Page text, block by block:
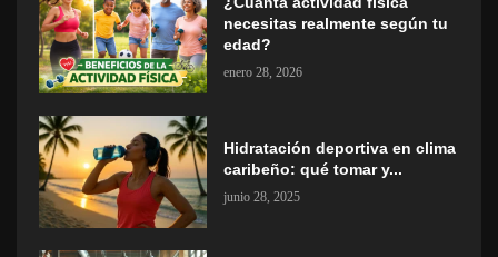
necesitas realmente según tu
edad?
enero 28, 2026
Hidratación deportiva en clima
caribeño: qué tomar y...
junio 28, 2025